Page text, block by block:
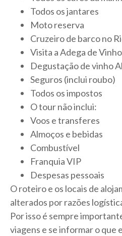
Todos os jantares
Moto reserva
Cruzeiro de barco no
Visita a Adega de
Degustação de vinho
Seguros (inclui roubo)
Todos os impostos
O tour não inclui:
Voos e transferes
Almoços e bebidas
Combustível
Franquia VIP
Despesas pessoais
O roteiro e os locais de
alterados por razões
Por isso é sempre
viagens e se informar o que